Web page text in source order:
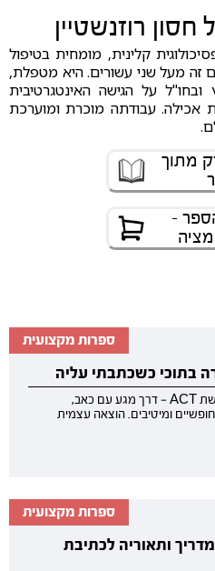
רוזנשטיין
קלינית, מומחית בטיפול
זה מעל שני עשורים. היא מטפלת,
על הגישה האינטגרטיבית
אכילה. עבודתה מוכרת ומוערכת
מתוך
-
ספרות מקצועית
בתוכי כשכתבתי עליה
בספרו, מזמין רן אלמוג למסע אל גישת ACT — דרך מגע עם כאב,
ומיטיבים. הוצאה עצמית
ספרות מקצועית
ותאוריה לכתיבת